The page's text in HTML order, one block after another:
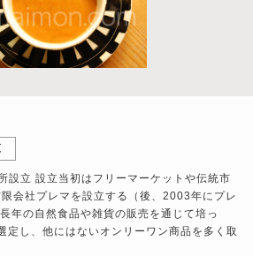
立 設立当初はフリーマーケットや伝統市
会社プレマを設立する（後、2003年にプレ
年の自然食品や雑貨の販売を通じて培っ
定し、他にはないオンリーワン商品を多く取